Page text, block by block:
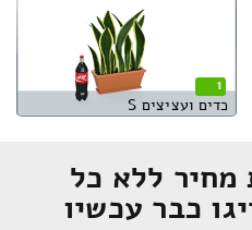
1
כדים ועציצים S
ללא כל
כבר עכשיו